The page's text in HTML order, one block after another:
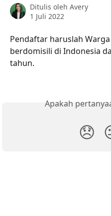
Ditulis oleh Avery
1 Juli 2022
Pendaftar haruslah
berdomisili di Indonesia
tahun.
Apakah
😞